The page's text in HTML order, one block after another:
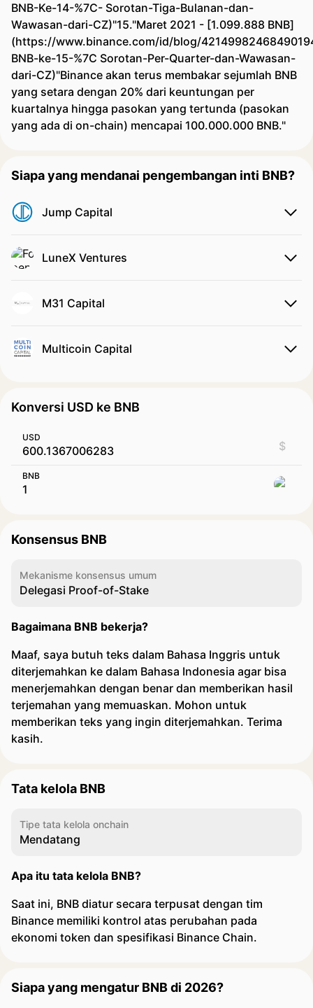
BNB-Ke-14-%7C- Sorotan-Tiga-Bulanan-dan-
Wawasan-dari-CZ)"15."Maret 2021 - [1.099.888 BNB]
(https://www.binance.com/id/blog/
BNB-ke-15-%7C Sorotan-Per-Quarter-dan-Wawasan-
dari-CZ)"Binance akan terus membakar sejumlah BNB
yang setara dengan 20% dari keuntungan per
kuartalnya hingga pasokan yang tertunda (pasokan
yang ada di on-chain) mencapai 100.000.000 BNB."
Siapa yang mendanai pengembangan inti BNB?
Jump Capital
LuneX Ventures
M31 Capital
Multicoin Capital
Konversi USD ke BNB
USD
$
BNB
Konsensus BNB
Mekanisme konsensus umum
Delegasi Proof-of-Stake
Bagaimana BNB bekerja?
Maaf, saya butuh teks dalam Bahasa Inggris untuk
diterjemahkan ke dalam Bahasa Indonesia agar bisa
menerjemahkan dengan benar dan memberikan hasil
terjemahan yang memuaskan. Mohon untuk
memberikan teks yang ingin diterjemahkan. Terima
kasih.
Tata kelola BNB
Tipe tata kelola onchain
Mendatang
Apa itu tata kelola BNB?
Saat ini, BNB diatur secara terpusat dengan tim
Binance memiliki kontrol atas perubahan pada
ekonomi token dan spesifikasi Binance Chain.
Siapa yang mengatur BNB di 2026?